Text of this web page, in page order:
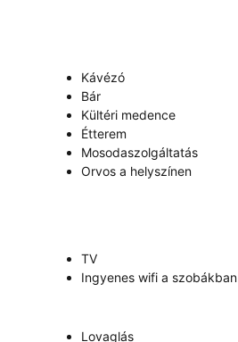
Kávézó
Bár
Kültéri medence
Étterem
Mosodaszolgáltatás
Orvos a helyszínen
TV
Ingyenes wifi a szobákban
Lovaglás